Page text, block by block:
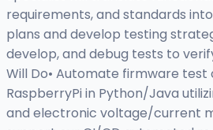
requirements, and standards
plans and develop testing
develop, and debug tests to
Will Do• Automate firmware test
RaspberryPi in Python/Java
and electronic voltage/current